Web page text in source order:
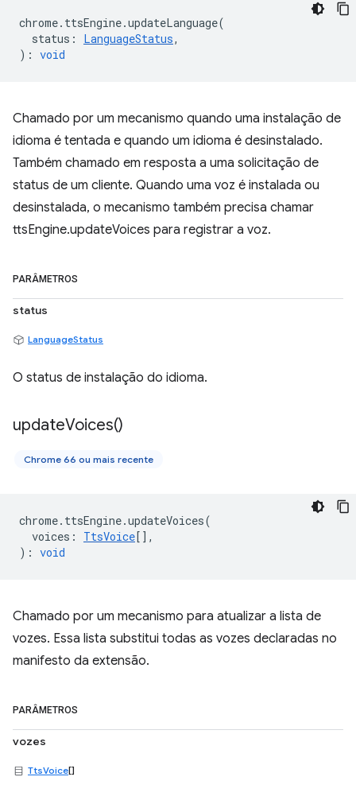
chrome. ttsEngine.updateLanguage(
status : LanguageStatus,
) : void
Chamado por um mecanismo quando uma instalação de
idioma é tentada e quando um idioma é desinstalado.
Também chamado em resposta a uma solicitação de
status de um cliente. Quando uma voz é instalada ou
desinstalada, o mecanismo também precisa chamar
ttsEngine.updateVoices para registrar a voz.
PARÂMETROS
status
LanguageStatus
O status de instalação do idioma.
updateVoices()
Chrome 66 ou mais recente
chrome. ttsEngine.updateVoices(
voices : TtsVoice[],
) : void
Chamado por um mecanismo para atualizar a lista de
vozes. Essa lista substitui todas as vozes declaradas no
manifesto da extensão.
PARÂMETROS
vozes
TtsVoice[]